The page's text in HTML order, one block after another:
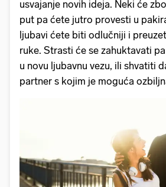
usvajanje novih ideja. Neki će
put pa ćete jutro provesti u
ljubavi ćete biti odlučniji i
ruke. Strasti će se zahuktavati
u novu ljubavnu vezu, ili shvatiti
partner s kojim je moguća